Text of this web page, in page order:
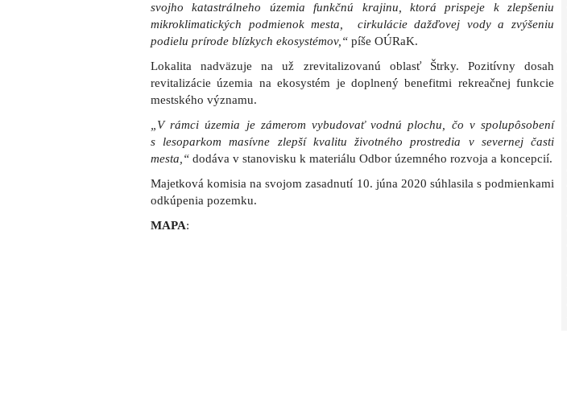
svojho katastrálneho územia funkčnú krajinu, ktorá prispeje k zlepšeniu
mikroklimatických podmienok mesta, cirkulácie dažďovej vody a zvýšeniu
podielu prírode blízkych ekosystémov,“ píše OÚRaK.
Lokalita nadväzuje na už zrevitalizovanú oblasť Štrky. Pozitívny dosah
revitalizácie územia na ekosystém je doplnený benefitmi rekreačnej funkcie
mestského významu.
„V rámci územia je zámerom vybudovať vodnú plochu, čo v spolupôsobení
s lesoparkom masívne zlepší kvalitu životného prostredia v severnej časti
mesta,“ dodáva v stanovisku k materiálu Odbor územného rozvoja a koncepcií.
Majetková komisia na svojom zasadnutí 10. júna 2020 súhlasila s podmienkami
odkúpenia pozemku.
MAPA: